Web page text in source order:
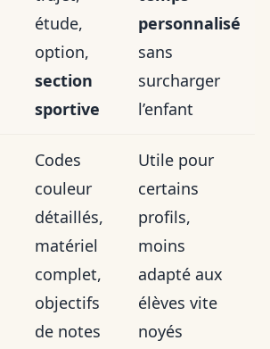
étude,
option,
section
sportive
personnalisé
sans
surcharger
l’enfant
Codes
couleur
détaillés,
matériel
complet,
objectifs
de notes
Utile pour
certains
profils,
moins
adapté aux
élèves vite
noyés